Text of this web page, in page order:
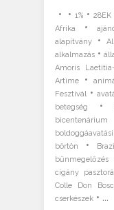
• •1% • 28EK
Afrika •
alapítvány•
alkalmazás•
Amoris
Artime•
Fesztivál•
betegség •
bicentenárium
börtön •
bűnmegelőzés
cigány
Colle Don
cserkészek• ...